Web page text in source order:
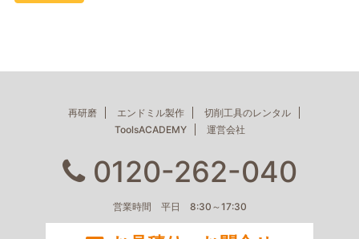
再研磨 エンドミル製作
切削工具のレンタル
ToolsACADEMY
運営会社
0120-262-040
営業時間 平日 8:30～17:30